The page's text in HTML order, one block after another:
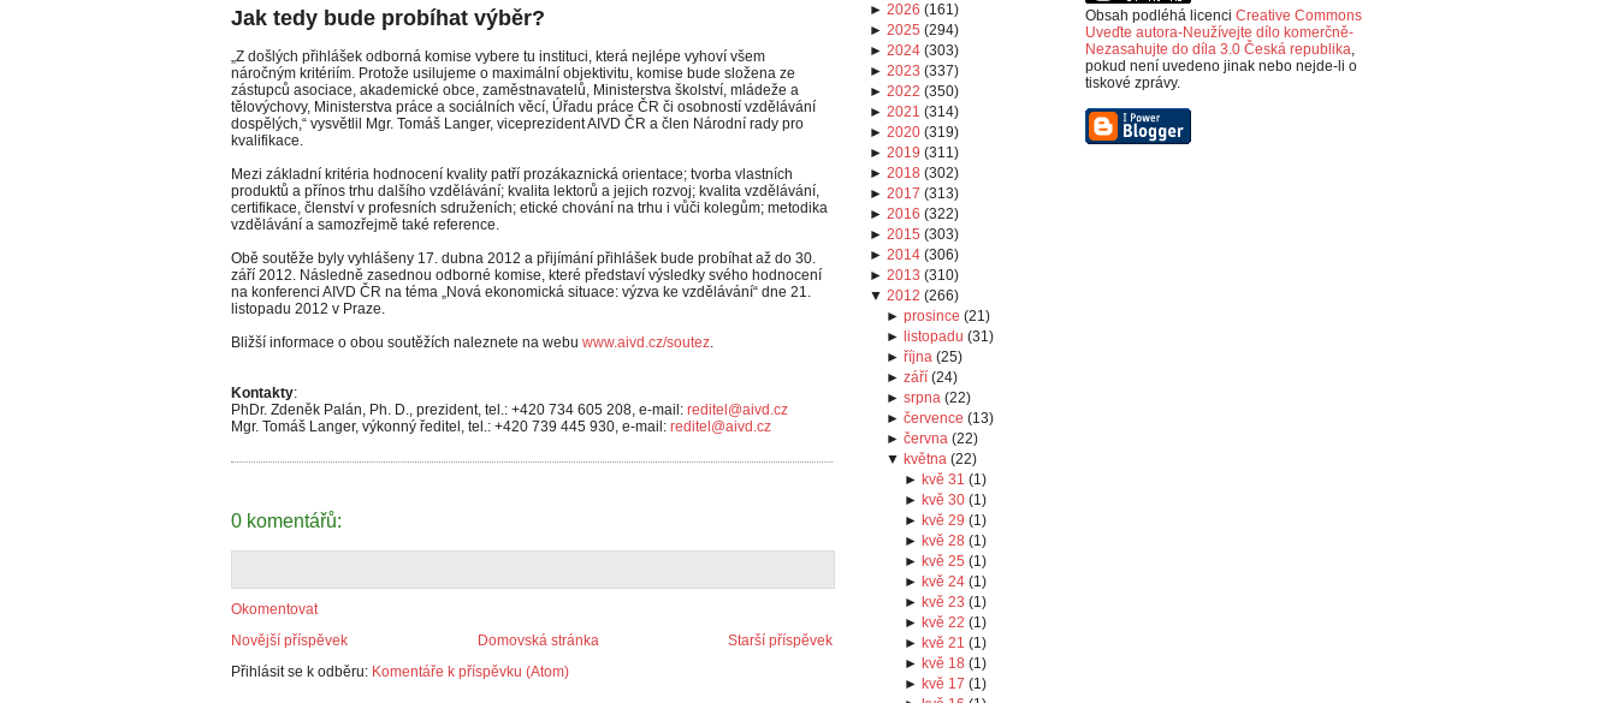
Jak tedy bude probíhat výběr?
„Z došlých přihlášek odborná komise vybere tu instituci, která nejlépe vyhoví všem
náročným kritériím. Protože usilujeme o maximální objektivitu, komise bude složena ze
zástupců asociace, akademické obce, zaměstnavatelů, Ministerstva školství, mládeže a
tělovýchovy, Ministerstva práce a sociálních věcí, Úřadu práce ČR či osobností vzdělávání
dospělých,“ vysvětlil Mgr. Tomáš Langer, viceprezident AIVD ČR a člen Národní rady pro
kvalifikace.
Mezi základní kritéria hodnocení kvality patří prozákaznická orientace; tvorba vlastních
produktů a přínos trhu dalšího vzdělávání; kvalita lektorů a jejich rozvoj; kvalita vzdělávání,
certifikace, členství v profesních sdruženích; etické chování na trhu i vůči kolegům; metodika
vzdělávání a samozřejmě také reference.
Obě soutěže byly vyhlášeny 17. dubna 2012 a přijímání přihlášek bude probíhat až do 30.
září 2012. Následně zasednou odborné komise, které představí výsledky svého hodnocení
na konferenci AIVD ČR na téma „Nová ekonomická situace: výzva ke vzdělávání“ dne 21.
listopadu 2012 v Praze.
Bližší informace o obou soutěžích naleznete na webu www.aivd.cz/soutez.
Kontakty:
PhDr. Zdeněk Palán, Ph. D., prezident, tel.: +420 734 605 208, e-mail: reditel@aivd.cz
Mgr. Tomáš Langer, výkonný ředitel, tel.: +420 739 445 930, e-mail: reditel@aivd.cz
0 komentářů:
Okomentovat
Novější příspěvek
Starší příspěvek
Domovská stránka
Přihlásit se k odběru: Komentáře k příspěvku (Atom)
► 2026 (161)
► 2025 (294)
► 2024 (303)
► 2023 (337)
► 2022 (350)
► 2021 (314)
► 2020 (319)
► 2019 (311)
► 2018 (302)
► 2017 (313)
► 2016 (322)
► 2015 (303)
► 2014 (306)
► 2013 (310)
▼ 2012 (266)
►prosince (21)
► listopadu (31)
►října (25)
►září (24)
►srpna (22)
►července (13)
►června (22)
▼ května (22)
► kvě 31 (1)
► kvě 30(1)
► kvě 29 (1)
► kvě 28 (1)
► kvě 25 (1)
► kvě 24(1)
► kvě 23 (1)
► kvě 22 (1)
► kvě 21 (1)
► kvě 18 (1)
► kvě 17 (1)
Obsah podléhá licenci Creative Commons
Uveďte autora-Neužívejte dílo komerčně-
Nezasahujte do díla 3.0 Česká republika,
pokud není uvedeno jinak nebo nejde-li o
tiskové zprávy.